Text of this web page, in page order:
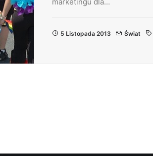
5 Listopada 2013 Świat